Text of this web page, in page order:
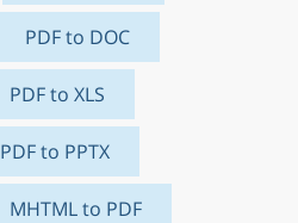
PDF to DOC
PDF to XLS
PDF to PPTX
MHTML to PDF